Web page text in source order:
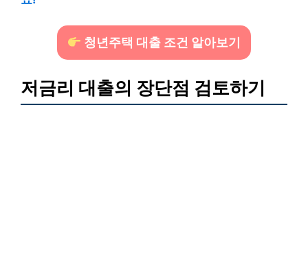
청년주택 대출 조건 알아보기
저금리 대출의 장단점 검토하기